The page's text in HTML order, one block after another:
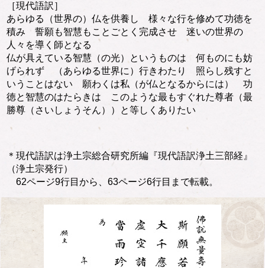
［現代語訳］
あらゆる（世界の）仏を供養し 様々な行を修めて功徳を
積み 誓願も智慧もことごとく完成させ 迷いの世界の
人々を導く師となる
仏が具えている智慧（の光）というものは 何ものにも妨
げられず （あらゆる世界に）行きわたり 照らし残すと
いうことはない 願わくは私（が仏となるからには） 功
徳と智慧のはたらきは このような最もすぐれた尊者（最
勝尊（さいしょうそん））と等しくありたい
＊現代語訳は浄土宗総合研究所編『現代語訳浄土三部経』
（浄土宗発行）
62ページ9行目から、63ページ6行目まで転載。